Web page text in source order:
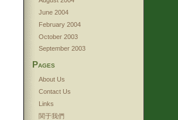
June 2004
February 2004
October 2003
September 2003
Pages
About Us
Contact Us
Links
関于我們